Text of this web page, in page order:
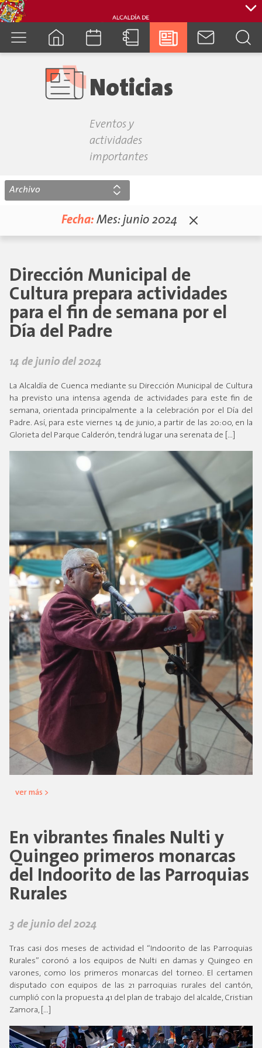
Noticias
Eventos y
actividades
importantes
Fecha: Mes:junio 2024
Dirección Municipal de
Cultura prepara actividades
para el fin de semana por el
Día del Padre
14 de junio del 2024
La Alcaldía de Cuenca mediante su Dirección Municipal de Cultura
ha previsto una intensa agenda de actividades para este fin de
semana, orientada principalmente a la celebración por el Día del
Padre. Así, para este viernes 14 de junio, a partir de las 20:00, en la
Glorieta del Parque Calderón, tendrá lugar una serenata de […]
ver más >
En vibrantes finales Nulti y
Quingeo primeros monarcas
del Indoorito de las Parroquias
Rurales
3 de junio del 2024
Tras casi dos meses de actividad el “Indoorito de las Parroquias
Rurales” coronó a los equipos de Nulti en damas y Quingeo en
varones, como los primeros monarcas del torneo. El certamen
disputado con equipos de las 21 parroquias rurales del cantón,
cumplió con la propuesta 41 del plan de trabajo del alcalde, Cristian
Zamora, […]
Archivo